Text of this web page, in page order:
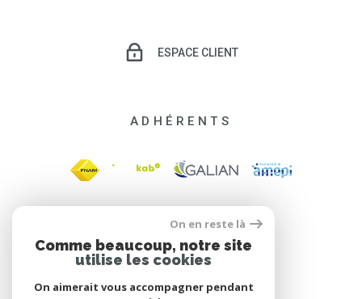
ESPACE CLIENT
ADHÉRENTS
On en reste là
Comme beaucoup, notre site
utilise les cookies
On aimerait vous accompagner pendant